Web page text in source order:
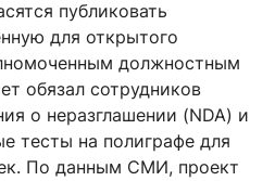
публиковать
для открытого
должностным
обязал сотрудников
о неразглашении (NDA) и
тесты на полиграфе для
По данным СМИ, проект